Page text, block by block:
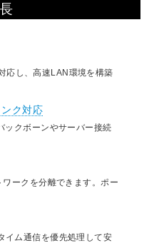
応し、高速LAN環境を構築
ク対応
ックボーンやサーバー接続
ークを分離できます。ポー
イム通信を優先処理して安